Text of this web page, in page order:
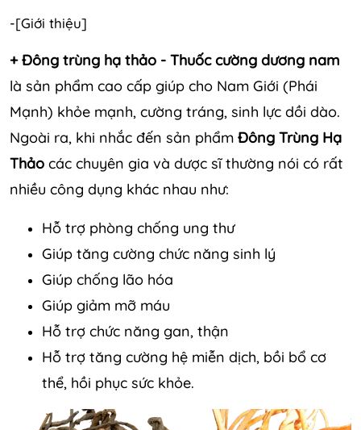
-[Giới thiệu]
+ Đông trùng hạ thảo - Thuốc cường dương nam
là sản phẩm cao cấp giúp cho Nam Giới (Phái
Mạnh) khỏe mạnh, cường tráng, sinh lực dồi dào.
Ngoài ra, khi nhắc đến sản phẩm Đông Trùng Hạ
Thảo các chuyên gia và dược sĩ thường nói có rất
nhiều công dụng khác nhau như:
Hỗ trợ phòng chống ung thư
Giúp tăng cường chức năng sinh lý
Giúp chống lão hóa
Giúp giảm mỡ máu
Hỗ trợ chức năng gan, thận
Hỗ trợ tăng cường hệ miễn dịch, bồi bổ cơ
thể, hồi phục sức khỏe.